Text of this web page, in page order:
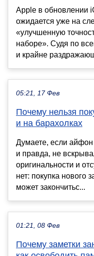
Apple в обновлении
ожидается уже на
«улучшенную
наборе». Судя по
и крайне
05:21, 17 Фев
Почему нельзя
и на барахолках
Думаете, если айфон
и правда, не
оригинальности и
нет: покупка нового
может закончитьс...
01:21, 08 Фев
Почему заметки